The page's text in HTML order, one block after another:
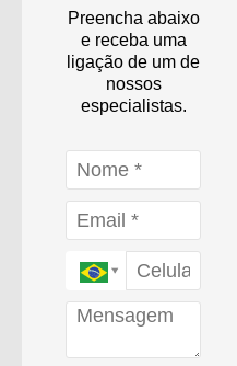
Preencha abaixo
e receba uma
ligação de um de
nossos
especialistas.